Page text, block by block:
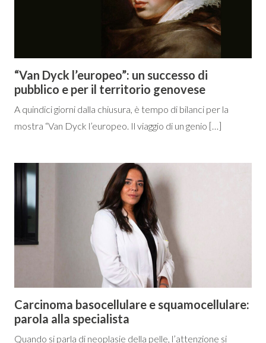
“Van Dyck l’europeo”: un successo di
pubblico e per il territorio genovese
A quindici giorni dalla chiusura, è tempo di bilanci per la
mostra “Van Dyck l’europeo. Il viaggio di un genio […]
Carcinoma basocellulare e squamocellulare:
parola alla specialista
Quando si parla di neoplasie della pelle, l’attenzione si